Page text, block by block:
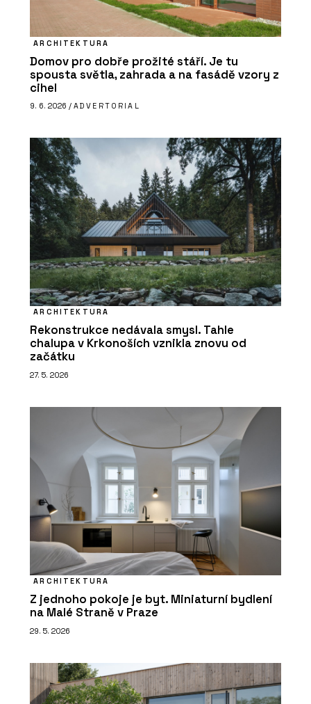
ARCHITEKTURA
Domov pro dobře prožité stáří. Je tu
spousta světla, zahrada a na fasádě vzory z
cihel
9. 6. 2026 / ADVERTORIAL
ARCHITEKTURA
Rekonstrukce nedávala smysl. Tahle
chalupa v Krkonoších vznikla znovu od
začátku
27. 5. 2026
ARCHITEKTURA
Z jednoho pokoje je byt. Miniaturní bydlení
na Malé Straně v Praze
29. 5. 2026